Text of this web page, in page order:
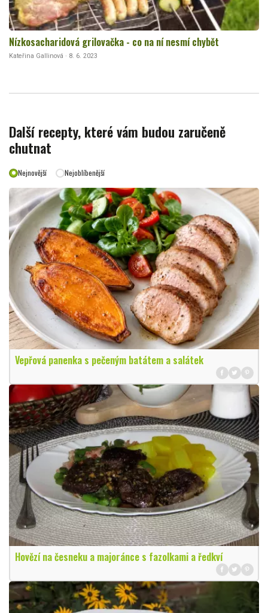
Nízkosacharidová grilovačka - co na ní nesmí chybět
Kateřina Gallinová · 8. 6. 2023
Další recepty, které vám budou zaručeně
chutnat
Nejnovější Nejoblíbenější
Vepřová panenka s pečeným batátem a salátek
Hovězí na česneku a majoránce s fazolkami a ředkví